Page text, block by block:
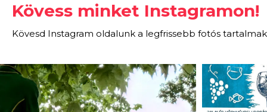
Kövess minket Instagramon!
Kövesd Instagram oldalunk a legfrissebb fotós